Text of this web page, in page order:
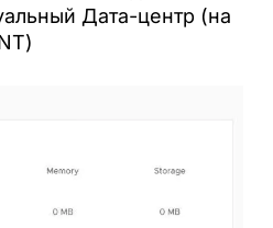
Дата-центр (на